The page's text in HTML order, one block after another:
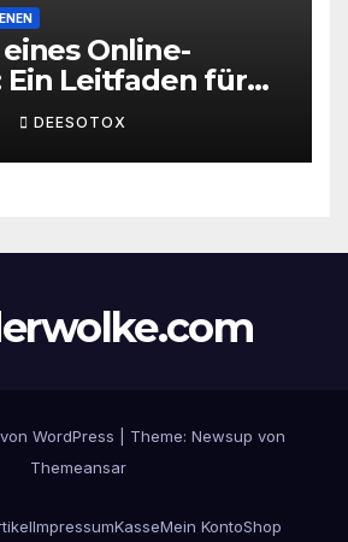
Online-
Ein Leitfaden für
Einstieg
DEESOTOX
WordPress Theme: Newsup von
Themeansar
ImpressumKasseMein KontoShop